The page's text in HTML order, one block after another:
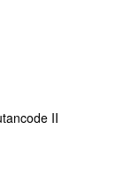
II